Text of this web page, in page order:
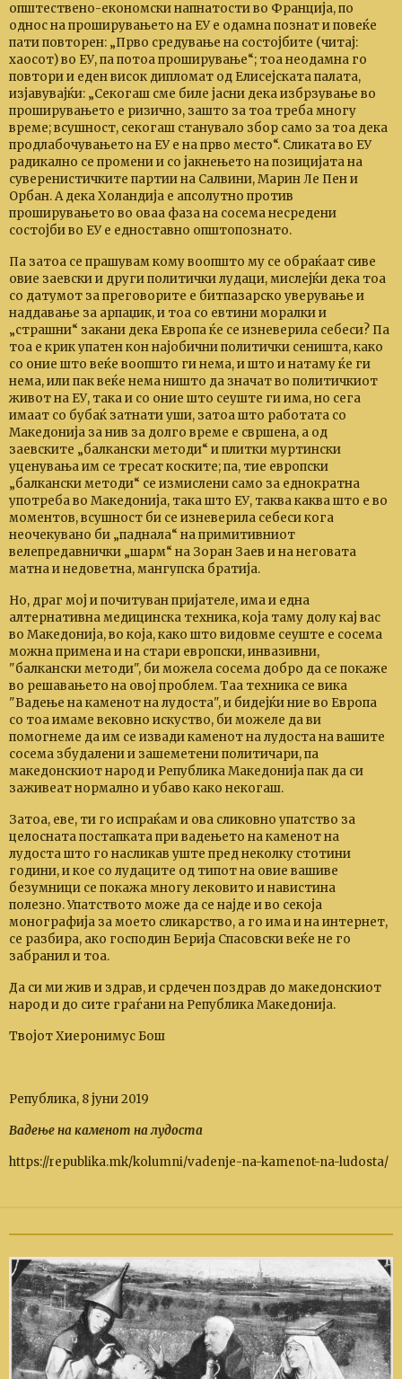
општествено-економски напнатости во Франција, по
однос на проширувањето на ЕУ е одамна познат и повеќе
пати повторен: „Прво средување на состојбите (читај:
хаосот) во ЕУ, па потоа проширување“; тоа неодамна го
повтори и еден висок дипломат од Елисејската палата,
изјавувајќи: „Секогаш сме биле јасни дека избрзување во
проширувањето е ризично, зашто за тоа треба многу
време; всушност, секогаш станувало збор само за тоа дека
продлабочувањето на ЕУ е на прво место“. Сликата во ЕУ
радикално се промени и со јакнењето на позицијата на
суверенистичките партии на Салвини, Марин Ле Пен и
Орбан. А дека Холандија е апсолутно против
проширувањето во оваа фаза на сосема несредени
состојби во ЕУ е едноставно општопознато.
Па затоа се прашувам кому воопшто му се обраќаат сиве
овие заевски и други политички лудаци, мислејќи дека тоа
со датумот за преговорите е битпазарско уверување и
наддавање за арпаџик, и тоа со евтини моралки и
„страшни“ закани дека Европа ќе се изневерила себеси? Па
тоа е крик упатен кон најобични политички сеништа, како
со оние што веќе воопшто ги нема, и што и натаму ќе ги
нема, или пак веќе нема ништо да значат во политичкиот
живот на ЕУ, така и со оние што сеуште ги има, но сега
имаат со бубаќ затнати уши, затоа што работата со
Македонија за нив за долго време е свршена, а од
заевските „балкански методи“ и плитки муртински
уценувања им се тресат коските; па, тие европски
„балкански методи“ се измислени само за еднократна
употреба во Македонија, така што ЕУ, таква каква што е во
моментов, всушност би се изневерила себеси кога
неочекувано би „паднала“ на примитивниот
велепредавнички „шарм“ на Зоран Заев и на неговата
матна и недоветна, мангупска братија.
Но, драг мој и почитуван пријателе, има и една
алтернативна медицинска техника, која таму долу кај вас
во Македонија, во која, како што видовме сеуште е сосема
можна примена и на стари европски, инвазивни,
"балкански методи", би можела сосема добро да се покаже
во решавањето на овој проблем. Таа техника се вика
"Вадење на каменот на лудоста", и бидејќи ние во Европа
со тоа имаме вековно искуство, би можеле да ви
помогнеме да им се извади каменот на лудоста на вашите
сосема збудалени и зашеметени политичари, па
македонскиот народ и Република Македонија пак да си
заживеат нормално и убаво како некогаш.
Затоа, еве, ти го испраќам и ова сликовно упатство за
целосната постапката при вадењето на каменот на
лудоста што го насликав уште пред неколку стотини
години, и кое со лудаците од типот на овие вашиве
безумници се покажа многу лековито и навистина
полезно. Упатството може да се најде и во секоја
монографија за моето сликарство, а го има и на интернет,
се разбира, ако господин Берија Спасовски веќе не го
забранил и тоа.
Да си ми жив и здрав, и срдечен поздрав до македонскиот
народ и до сите граѓани на Република Македонија.
Твојот Хиеронимус Бош
Република, 8 јуни 2019
Вадење на каменот на лудоста
https://republika.mk/kolumni/vadenje-na-kamenot-na-ludosta/